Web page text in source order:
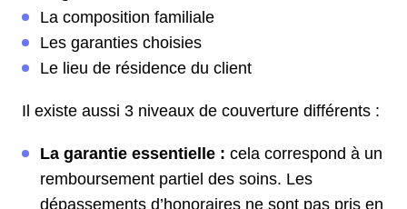
La composition familiale
Les garanties choisies
Le lieu de résidence du client
Il existe aussi 3 niveaux de couverture différents :
La garantie essentielle : cela correspond à un
remboursement partiel des soins. Les
dépassements d’honoraires ne sont pas pris en